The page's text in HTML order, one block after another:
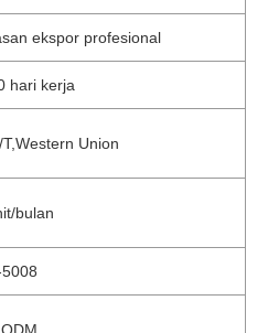
ekspor profesional
hari kerja
T,Western Union
bulan